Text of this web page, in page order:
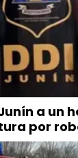
a un
por